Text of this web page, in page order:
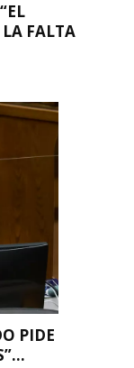
FALTA
PIDE